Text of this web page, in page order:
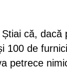
Știai că, dacă
100 de
petrece